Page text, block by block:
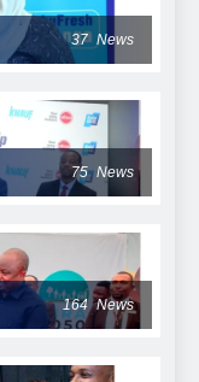
37 News
75 News
164 News